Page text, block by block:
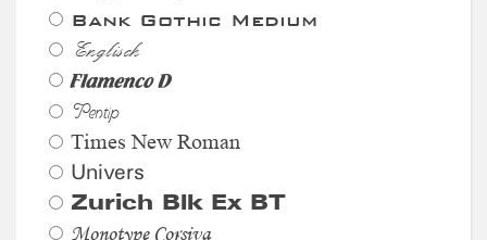
Bank Gothic Medium
Englisch
Flamenco D
Pentip
Times New Roman
Univers
Zurich Blk Ex BT
Monotype Corsiva